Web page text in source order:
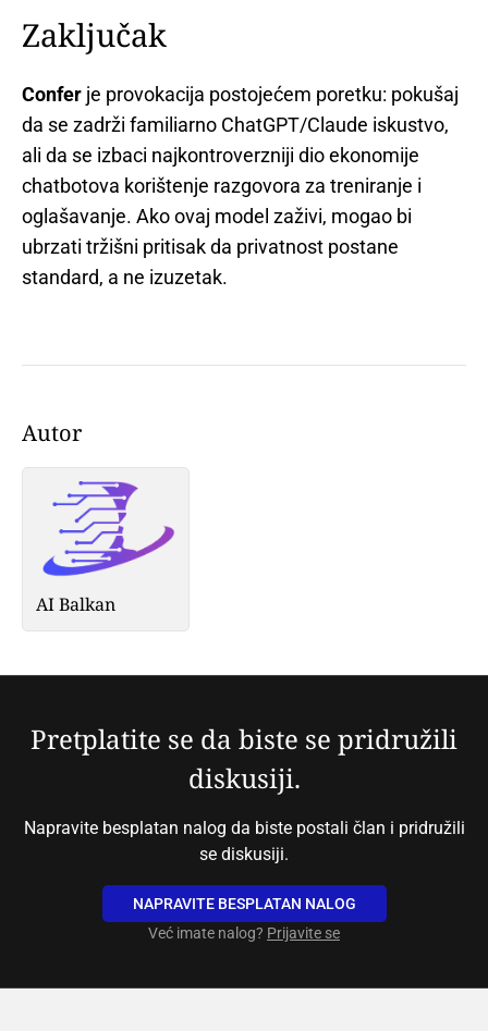
Zaključak
Confer je provokacija postojećem poretku: pokušaj
da se zadrži familiarno ChatGPT/Claude iskustvo,
ali da se izbaci najkontroverzniji dio ekonomije
chatbotova korištenje razgovora za treniranje i
oglašavanje. Ako ovaj model zaživi, mogao bi
ubrzati tržišni pritisak da privatnost postane
standard, a ne izuzetak.
Autor
AI Balkan
Pretplatite se da biste se pridružili
diskusiji.
Napravite besplatan nalog da biste postali član i pridružili
se diskusiji.
NAPRAVITE BESPLATAN NALOG
Već imate nalog? Prijavite se